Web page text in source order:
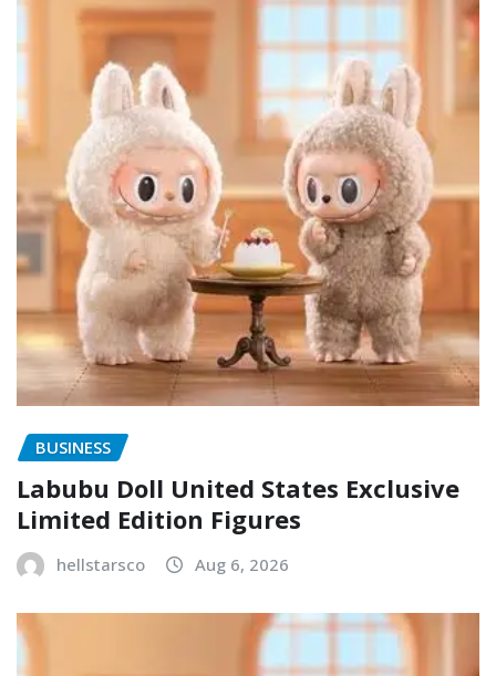
BUSINESS
Labubu Doll United States Exclusive
Limited Edition Figures
hellstarsco Aug 6, 2026